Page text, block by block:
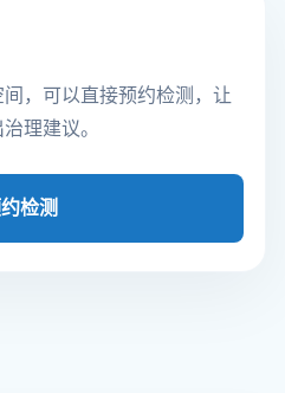
，可以直接预约检测，让
理建议。
检测